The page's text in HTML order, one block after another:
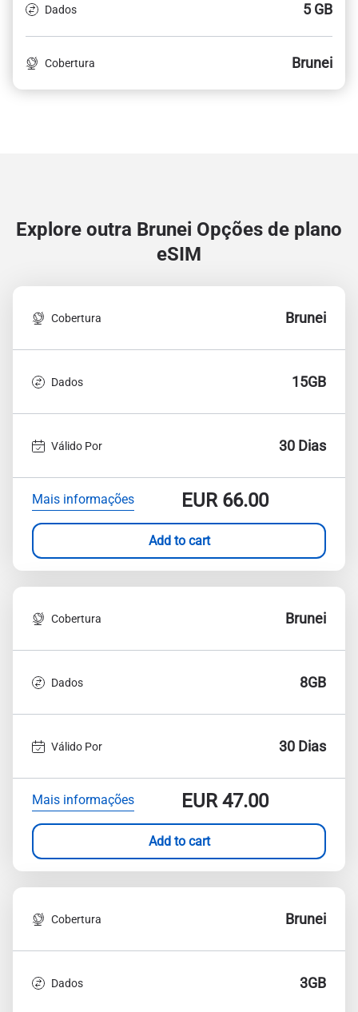
Dados 5 GB
Cobertura Brunei
Explore outra Brunei Opções de plano
eSIM
Cobertura Brunei
Dados 15GB
Válido Por 30 Dias
Mais informações EUR66.00
Add to cart
Cobertura Brunei
Dados 8GB
Válido Por 30 Dias
Mais informações EUR47.00
Add to cart
Cobertura Brunei
Dados 3GB